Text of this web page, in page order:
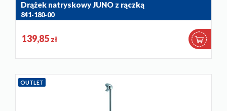
Drążek natryskowy JUNO z rączką
841-180-00
139,85 zł
OUTLET